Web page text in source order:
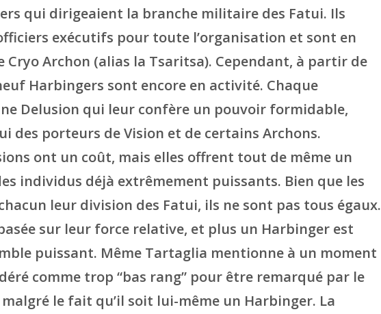
qui dirigeaient la branche militaire des Fatui. Ils
exécutifs pour toute l’organisation et sont en
Cryo Archon (alias la Tsaritsa). Cependant, à partir de
Harbingers sont encore en activité. Chaque
Delusion qui leur confère un pouvoir formidable,
des porteurs de Vision et de certains Archons.
ont un coût, mais elles offrent tout de même un
individus déjà extrêmement puissants. Bien que les
leur division des Fatui, ils ne sont pas tous égaux.
sur leur force relative, et plus un Harbinger est
puissant. Même Tartaglia mentionne à un moment
comme trop “bas rang” pour être remarqué par le
le fait qu’il soit lui-même un Harbinger. La